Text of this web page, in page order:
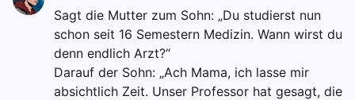
Sagt die Mutter zum Sohn: „Du studierst nun
schon seit 16 Semestern Medizin. Wann wirst du
denn endlich Arzt?“
Darauf der Sohn: „Ach Mama, ich lasse mir
absichtlich Zeit. Unser Professor hat gesagt, die